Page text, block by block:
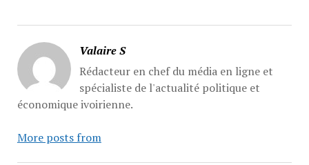
Valaire S
Rédacteur en chef du média en ligne et
spécialiste de l'actualité politique et
économique ivoirienne.
More posts from